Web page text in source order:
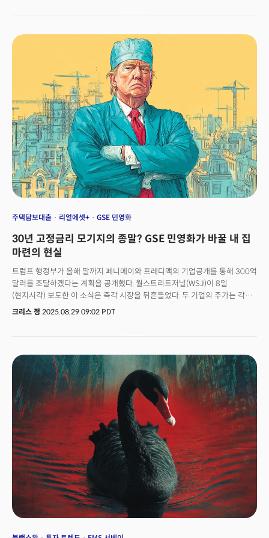
경제가 트럼프 행정부의 정책 리스크에 전례없는 상태에 진입했음을 보여주는
신호입니다. 핵심은 성장의 질입니다. 소비 증가는 실질 소득 개선이 아닌
'미래에 대한 불안감'이 역설적으로 만든 현상입니다. 소비자들은 "지금 사지
않으면 더 비싸질 꺼야"라는 불안 심리로 소비를 늘리고 있고, 이는 건전한
경기 회복과는 본질적으로 다릅니다.GDP 성장 역시 관세 정책으로 인한
'끌어당기기 무역수지 개선'과 AI 인프라 투자라는 단기 요인에 과도하게
의존하고 있어 지속가능성에 의문을 제기합니다.정책적 리스크, 그리고
'신뢰의 붕괴'더 중요한 것은 지금까지 미국 경제를 버티게했던 시스템에
대한 신뢰의 붕괴입니다. 최근 월가의 뜨거운 감자가 된 프레디맥과 페디매의
민영화 추진은 30년 고정금리 모기지 시스템을 뒷받침해온 GSE 체제
(Government Sponsored Enterprise, 미국 등에서 정부가 특별법에 의해
설립한 정부보증 금융기업)가 흔들리고 있음을 시사합니다. 또 시장
측면에서도 투자자들은 자신이 매수하는 자산을 믿지 않으며, 실물경제면으로
외국인들은 미국 여행을 기피하고 있습니다. 이 모든 현상의 배후에는 트럼프
있습니다.결과적으로 현재 미국 경제는 고전적인 미드 사이클 딜레마(경기
진퇴양난의 상황)에 직면해 있습니다. 경기는 아직 정점에 이르지
않았지만 성장을 떠받치는 기반들이 하나씩 균열을 보이기 시작했습니다.
엔비디아 실적 부진이 보여주는 AI 투자 피로감까지 모든 것이 '전환의
신호'를 보내고 있습니다.투자자와 정책 결정자들에게 던지는 질문은
명확합니다. 확신 없는 성장이 언제까지 지속될 수 있으며, 그 끝에는 무엇이
기다리고 있을까요?
주택담보대출 리얼에셋+ GSE 민영화
30년 고정금리 모기지의 종말? GSE 민영화가 바꿀 내 집
마련의 현실
트럼프 행정부가 올해 말까지 페니메이와 프레디맥의 기업공개를 통해 300억
달러를 조달하겠다는 계획을 공개했다. 월스트리트저널(WSJ)이 8일
(현지시각) 보도한 이 소식은 즉각 시장을 뒤흔들었다. 두 기업의 주가는 각각
20% 급등했고 수년간 이들 주식에 베팅해온 빌 애크먼과 존 폴슨 같은
예정이라고 밝혔다. 이는 완전한 민영화가 아닌 부분적 민영화를 시사하는
대목이다.페니메이와 프레디맥이 정부관리체제에 편입된 것은 2008년
금융위기 때였다. 당시 '일시적 조치'로 시작된 이 체제가 16년째 이어지고
있는 상황이다. 두 기업은 민간 대출업체로부터 주택 모기지를 매입해
유동화하는 정부후원기업으로 미국 전체 모기지 시장의 절반인 6조 6천억
달러를 보증하고 있다.문제는 이들의 애매한 지위다. 민간 기업이지만 정부가
통제하고 주주들은 존재하지만 수익 배분은 제한적이다. 재무부는 두 기업
보통주의 약 80%에 해당하는 신주인수권을 보유하고 있으며 3400억
달러라는 천문학적 규모의 청산우선권까지 갖고 있다.JP모건 체이스,
골드만삭스, 모건스탠리 등 주요 투자은행 CEO들이 최근 수주간 백악관을
방문해 트럼프 대통령과 민영화 방안을 논의한 것도 이런 복잡성 때문이다.
단순한 IPO 수임 경쟁이 아니라 시스템 전체의 안정성을 고려한 정교한
설계가 필요하다는 인식에서다. 사실상 트럼프 행정부가 '벌집을 건드리고
있다'고 표현할 수 있을만큼 크고 복잡한 문제다.
크리스 정 2025.08.29 09:02 PDT